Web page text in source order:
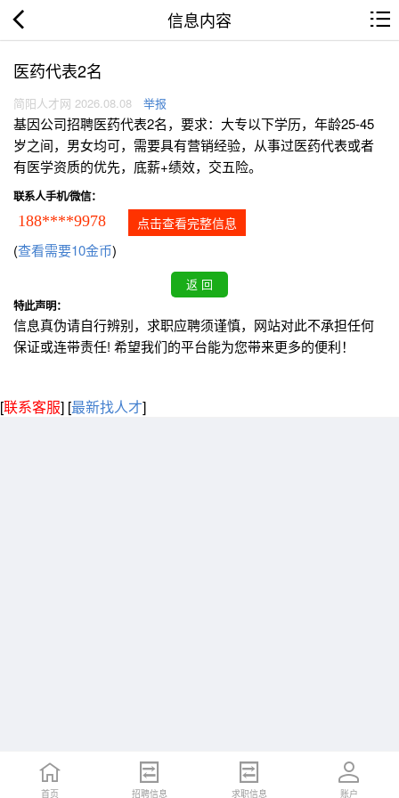
信息内容
医药代表2名
简阳人才网 2026.08.08 举报
基因公司招聘医药代表2名，要求：大专以下学历，年龄25-45
岁之间，男女均可，需要具有营销经验，从事过医药代表或者
有医学资质的优先，底薪+绩效，交五险。
联系人手机/微信：
188****9978 点击查看完整信息
(查看需要10金币)
特此声明：
信息真伪请自行辨别，求职应聘须谨慎，网站对此不承担任何
保证或连带责任! 希望我们的平台能为您带来更多的便利！
[联系客服] [最新找人才]
首页 招聘信息 求职信息 账户